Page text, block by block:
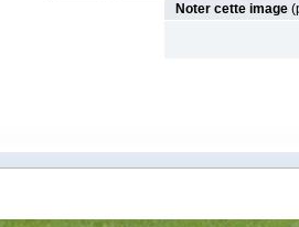
Noter cette image